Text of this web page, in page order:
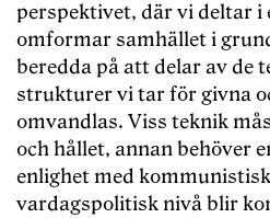
perspektivet, där vi deltar i
omformar samhället i
beredda på att delar av de
strukturer vi tar för givna
omvandlas. Viss teknik
och hållet, annan behöver
enlighet med
vardagspolitisk nivå blir